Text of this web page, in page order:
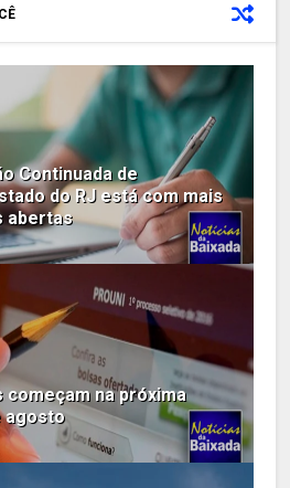
Continuada de
do RJ está com mais
abertas
na próxima
agosto